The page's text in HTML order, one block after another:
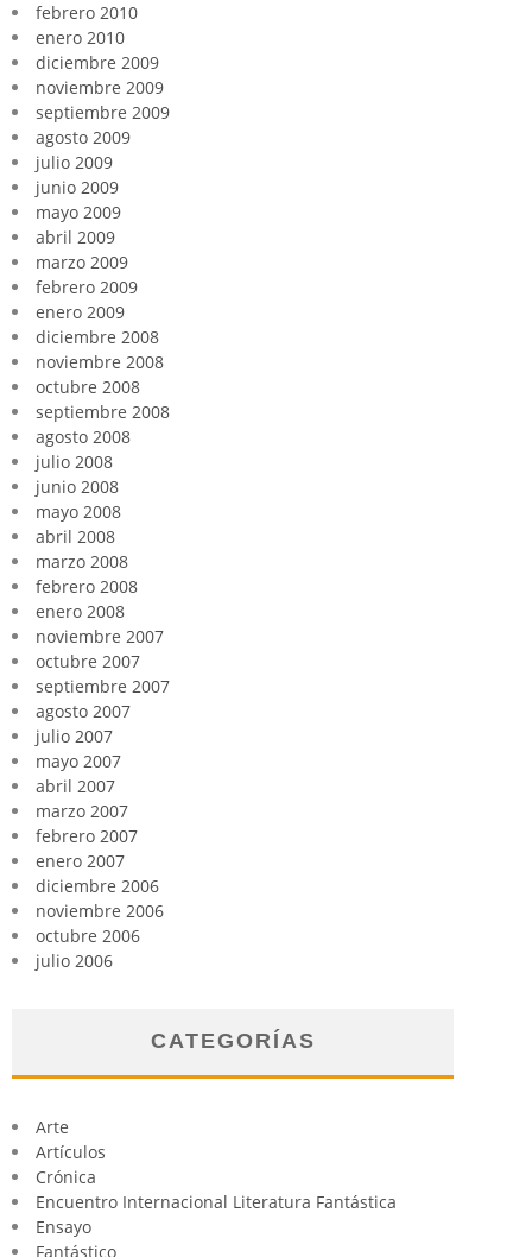
febrero 2010
enero 2010
diciembre 2009
noviembre 2009
septiembre 2009
agosto 2009
julio 2009
junio 2009
mayo 2009
abril 2009
marzo 2009
febrero 2009
enero 2009
diciembre 2008
noviembre 2008
octubre 2008
septiembre 2008
agosto 2008
julio 2008
junio 2008
mayo 2008
abril 2008
marzo 2008
febrero 2008
enero 2008
noviembre 2007
octubre 2007
septiembre 2007
agosto 2007
julio 2007
mayo 2007
abril 2007
marzo 2007
febrero 2007
enero 2007
diciembre 2006
noviembre 2006
octubre 2006
julio 2006
CATEGORÍAS
Arte
Artículos
Crónica
Encuentro Internacional Literatura Fantástica
Ensayo
Fantástico